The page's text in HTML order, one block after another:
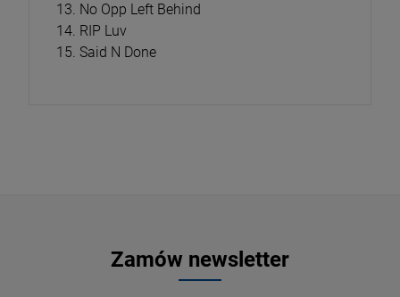
13. No Opp Left Behind
14. RIP Luv
15. Said N Done
Zamów newsletter